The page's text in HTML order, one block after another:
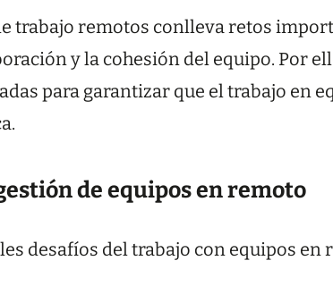
trabajo remotos conlleva retos
y la cohesión del equipo. Por
para garantizar que el trabajo en
de equipos en remoto
desafíos del trabajo con equipos en